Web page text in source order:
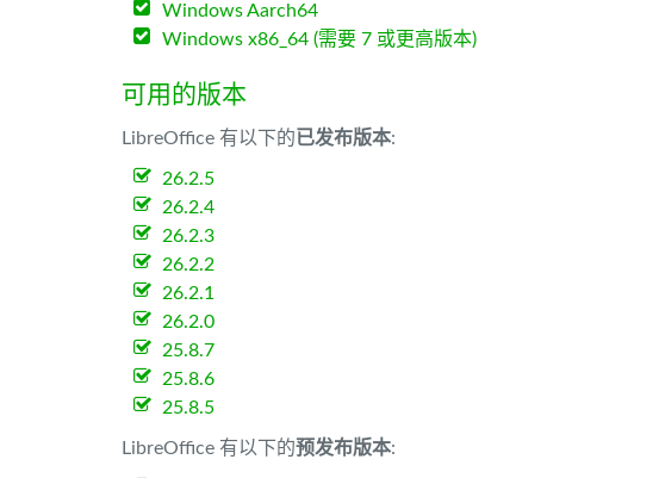
Windows Aarch64
Windows x86_64 (需要 7 或更高版本)
可用的版本
LibreOffice 有以下的已发布版本:
26.2.5
26.2.4
26.2.3
26.2.2
26.2.1
26.2.0
25.8.7
25.8.6
25.8.5
LibreOffice 有以下的预发布版本: